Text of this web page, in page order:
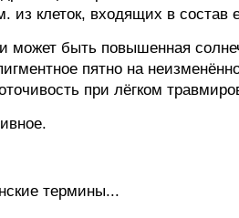
из клеток, входящих в
быть повышенная
пятно на
при лёгком
термины...